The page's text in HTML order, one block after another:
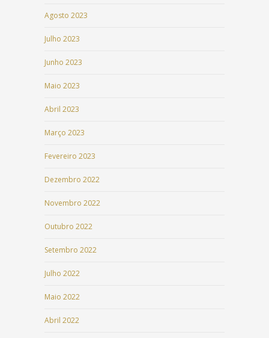
Agosto 2023
Julho 2023
Junho 2023
Maio 2023
Abril 2023
Março 2023
Fevereiro 2023
Dezembro 2022
Novembro 2022
Outubro 2022
Setembro 2022
Julho 2022
Maio 2022
Abril 2022